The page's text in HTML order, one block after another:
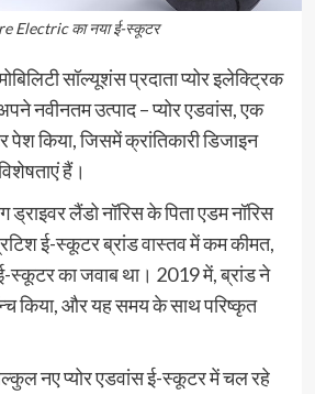
Electric का नया ई-स्कूटर
सॉल्यूशंस प्रदाता प्योर इलेक्ट्रिक
नवीनतम उत्पाद – प्योर एडवांस, एक
किया, जिसमें क्रांतिकारी डिजाइन
हैं।
ड्राइवर लैंडो नॉरिस के पिता एडम नॉरिस
ई-स्कूटर ब्रांड वास्तव में कम कीमत,
ई-स्कूटर का जवाब था। 2019 में, ब्रांड ने
किया, और यह समय के साथ परिष्कृत
नए प्योर एडवांस ई-स्कूटर में चल रहे